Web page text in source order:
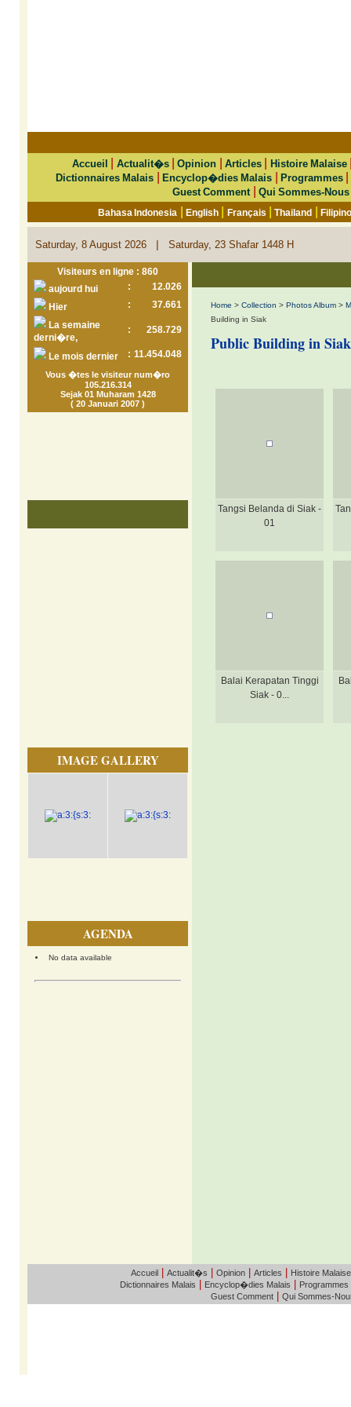
Accueil Actualit�s|Opinion Articles| Histoire Malaise
Dictionnaires Malais |Encyclop�dies Malais |Programmes
Guest Comment Qui Sommes-Nous
Bahasa Indonesia |English Français |Thailand |
Saturday, 8 August 2026 | Saturday, 23 Shafar 1448 H
Visiteurs en ligne : 860
aujourd hui
:
12.026
Hier
:
37.661
La semaine
derni�re,
: 258.729
Le mois dernier : 11.454.048
Vous �tes le visiteur num�ro
105.216.314
Sejak 01 Muharam 1428
( 20 Januari 2007 )
IMAGE GALLERY
AGENDA
No data available
Home > Collection > Photos Album >
Building in Siak
Public Building in Siak
Tangsi Belanda di Siak -
01
Balai Kerapatan Tinggi
Siak - 0...
Accueil| Actualit�s Opinion| Articles Histoire Malaise
Dictionnaires Malais Encyclop�dies Malais Programmes
Guest Comment Qui Sommes-